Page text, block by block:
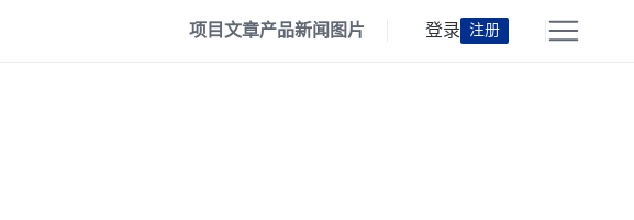
项目文章产品新闻 图片 登录 注册